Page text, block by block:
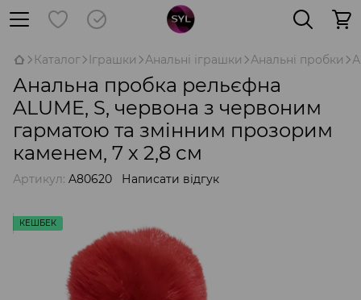
Каталог Іграшки Анальні іграшки Анальні пробки
Анальна пробка рельєфна
ALUME, S, червона з червоним
гарматою та змінним прозорим
каменем, 7 х 2,8 см
Артикул: A80620 Написати відгук
КЕШБЕК